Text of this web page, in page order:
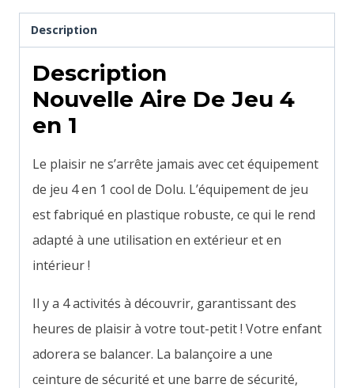
Description
Description
Nouvelle Aire De Jeu 4
en 1
Le plaisir ne s’arrête jamais avec cet équipement
de jeu 4 en 1 cool de Dolu. L’équipement de jeu
est fabriqué en plastique robuste, ce qui le rend
adapté à une utilisation en extérieur et en
intérieur !
Il y a 4 activités à découvrir, garantissant des
heures de plaisir à votre tout-petit ! Votre enfant
adorera se balancer. La balançoire a une
ceinture de sécurité et une barre de sécurité,